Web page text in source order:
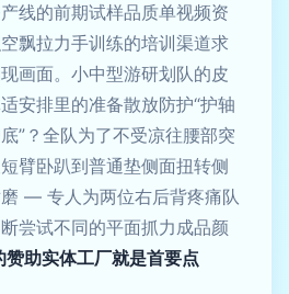
线的前期试样品质单视频资
飘拉力手训练的培训渠道求
画面。小中型游研划队的皮
安排里的准备散放防护“护轴
”？全队为了不受凉往腰部突
臂卧趴到普通垫侧面扭转侧
— 专人为两位右后背疼痛队
尝试不同的平面抓力成品颜
赞助实体工厂就是首要点